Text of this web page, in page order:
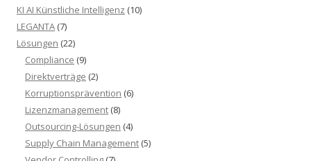
KI AI Künstliche Intelligenz (10)
LEGANTA (7)
Lösungen (22)
Compliance (9)
Direktverträge (2)
Korruptionsprävention (6)
Lizenzmanagement (8)
Outsourcing-Lösungen (4)
Supply Chain Management (5)